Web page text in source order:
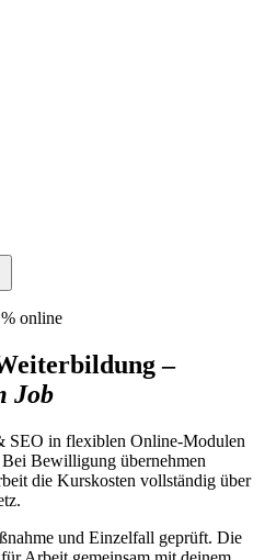
online
–
Job
SEO in flexiblen Online-Modulen
Bewilligung übernehmen
die Kurskosten vollständig über
und Einzelfall geprüft. Die